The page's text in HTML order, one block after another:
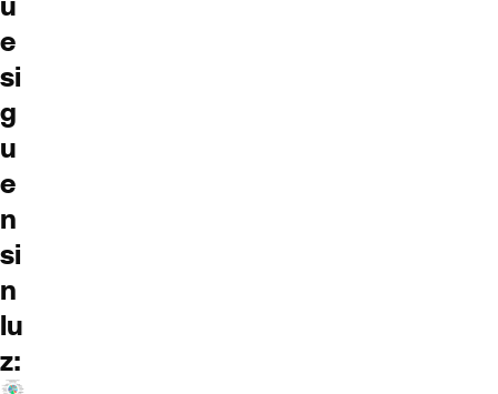
e
si
g
u
e
n
si
n
lu
z: